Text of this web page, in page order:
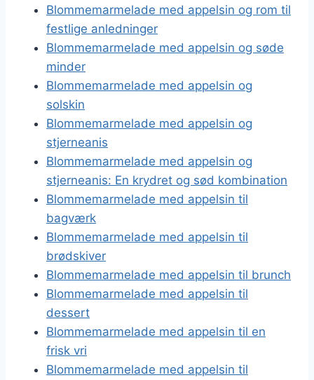
Blommemarmelade med appelsin og rom til
festlige anledninger
Blommemarmelade med appelsin og søde
minder
Blommemarmelade med appelsin og
solskin
Blommemarmelade med appelsin og
stjerneanis
Blommemarmelade med appelsin og
stjerneanis: En krydret og sød kombination
Blommemarmelade med appelsin til
bagværk
Blommemarmelade med appelsin til
brødskiver
Blommemarmelade med appelsin til brunch
Blommemarmelade med appelsin til
dessert
Blommemarmelade med appelsin til en
frisk vri
Blommemarmelade med appelsin til